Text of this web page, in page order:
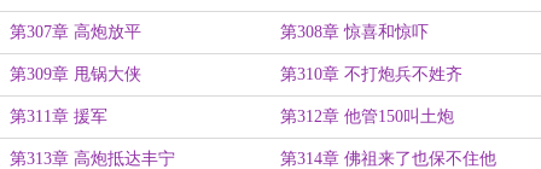
第307章 高炮放平 第308章 惊喜和惊吓
第309章 甩锅大侠 第310章 不打炮兵不姓齐
第311章 援军 第312章 他管150叫土炮
第313章 高炮抵达丰宁 第314章 佛祖来了也保不住他